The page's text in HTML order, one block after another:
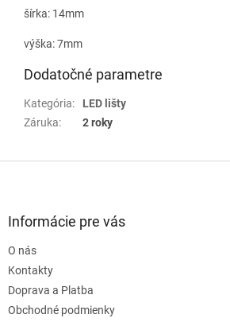
šírka: 14mm
výška: 7mm
Dodatočné parametre
Kategória:
LED lišty
Záruka: 2 roky
Informácie pre vás
O nás
Kontakty
Doprava a Platba
Obchodné podmienky